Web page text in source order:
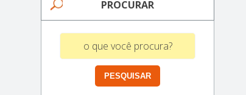
PROCURAR